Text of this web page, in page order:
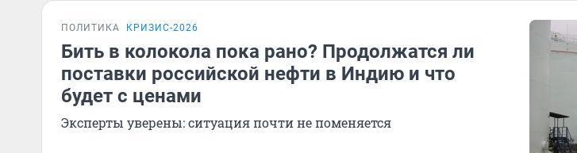
ПОЛИТИКА КРИЗИС-2026
Бить в колокола пока рано? Продолжатся ли
поставки российской нефти в Индию и что
будет с ценами
Эксперты уверены: ситуация почти не поменяется